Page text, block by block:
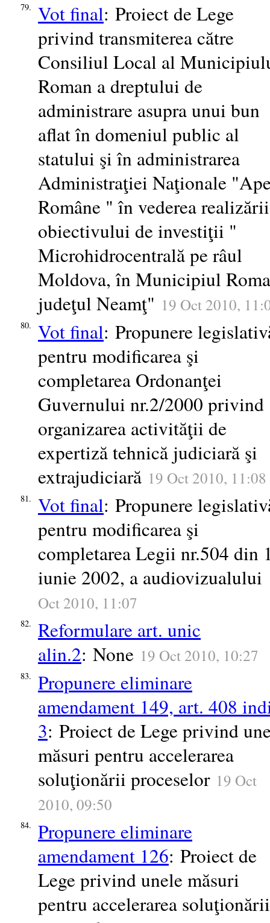
79. Vot final: Proiect de Lege
privind transmiterea către
Consiliul Local al
Roman a dreptului de
administrare asupra unui bun
aflat în domeniul public al
statului şi în administrarea
Administraţiei Naţionale
Române " în vederea realizării
obiectivului de investiţii "
Microhidrocentrală pe râul
Moldova, în Municipiul
judeţul Neamţ" 19 Oct 2010,
80. Vot final: Propunere
pentru modificarea şi
completarea Ordonanţei
Guvernului nr.2/2000 privind
organizarea activităţii de
expertiză tehnică judiciară şi
extrajudiciară 19 Oct 2010, 11:08
81. Vot final: Propunere
pentru modificarea şi
completarea Legii nr.504 din
iunie 2002, a audiovizualului
Oct 2010, 11:07
82.
Reformulare art. unic
alin.2: None 19 Oct 2010, 10:27
83.
Propunere eliminare
amendament 149, art. 408
3: Proiect de Lege privind
măsuri pentru accelerarea
soluţionării proceselor 19 Oct
2010, 09:50
84.
Propunere eliminare
amendament 126: Proiect de
Lege privind unele măsuri
pentru accelerarea soluţionării